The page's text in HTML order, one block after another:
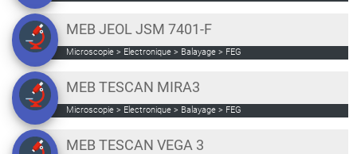
MEB JEOL JSM 7401-F
Microscopie > Electronique > Balayage > FEG
MEB TESCAN MIRA3
Microscopie > Electronique > Balayage > FEG
MEB TESCAN VEGA 3